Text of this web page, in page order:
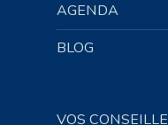
AGENDA
BLOG
VOS